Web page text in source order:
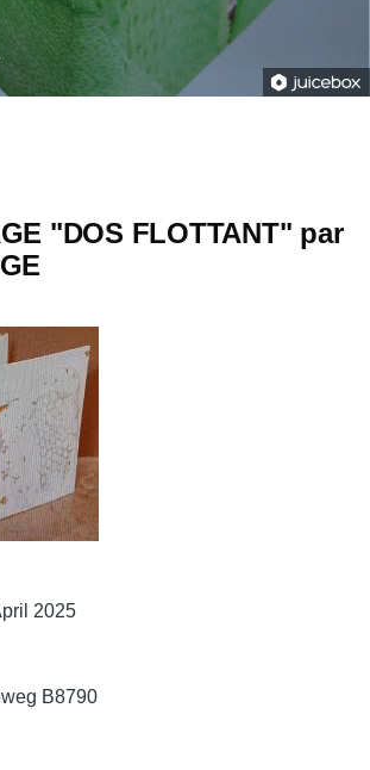
"DOS FLOTTANT" par
2025
B8790